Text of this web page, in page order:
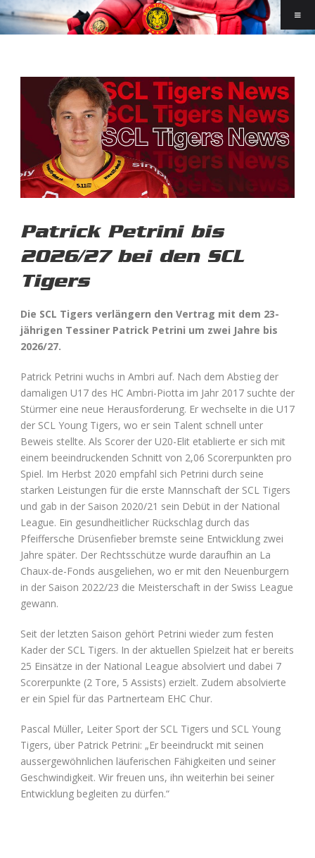
Patrick Petrini bis
2026/27 bei den SCL
Tigers
Die SCL Tigers verlängern den Vertrag mit dem 23-
jährigen Tessiner Patrick Petrini um zwei Jahre bis
2026/27.
Patrick Petrini wuchs in Ambri auf. Nach dem Abstieg der
damaligen U17 des HC Ambri-Piotta im Jahr 2017 suchte der
Stürmer eine neue Herausforderung. Er wechselte in die U17
der SCL Young Tigers, wo er sein Talent schnell unter
Beweis stellte. Als Scorer der U20-Elit etablierte er sich mit
einem beeindruckenden Schnitt von 2,06 Scorerpunkten pro
Spiel. Im Herbst 2020 empfahl sich Petrini durch seine
starken Leistungen für die erste Mannschaft der SCL Tigers
und gab in der Saison 2020/21 sein Debüt in der National
League. Ein gesundheitlicher Rückschlag durch das
Pfeiffersche Drüsenfieber bremste seine Entwicklung zwei
Jahre später. Der Rechtsschütze wurde daraufhin an La
Chaux-de-Fonds ausgeliehen, wo er mit den Neuenburgern
in der Saison 2022/23 die Meisterschaft in der Swiss League
gewann.
Seit der letzten Saison gehört Petrini wieder zum festen
Kader der SCL Tigers. In der aktuellen Spielzeit hat er bereits
25 Einsätze in der National League absolviert und dabei 7
Scorerpunkte (2 Tore, 5 Assists) erzielt. Zudem absolvierte
er ein Spiel für das Partnerteam EHC Chur.
Pascal Müller, Leiter Sport der SCL Tigers und SCL Young
Tigers, über Patrick Petrini: „Er beeindruckt mit seinen
aussergewöhnlichen läuferischen Fähigkeiten und seiner
Geschwindigkeit. Wir freuen uns, ihn weiterhin bei seiner
Entwicklung begleiten zu dürfen.“